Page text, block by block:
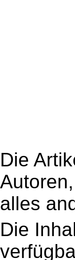
Die
Autoren,
alles
Die